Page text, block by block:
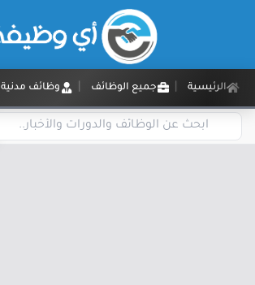
الرئيسية جميع الوظائف وظائف مدنية